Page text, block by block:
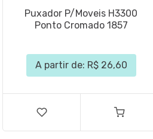
Puxador P/Moveis H3300
Ponto Cromado 1857
A partir de: R$ 26,60